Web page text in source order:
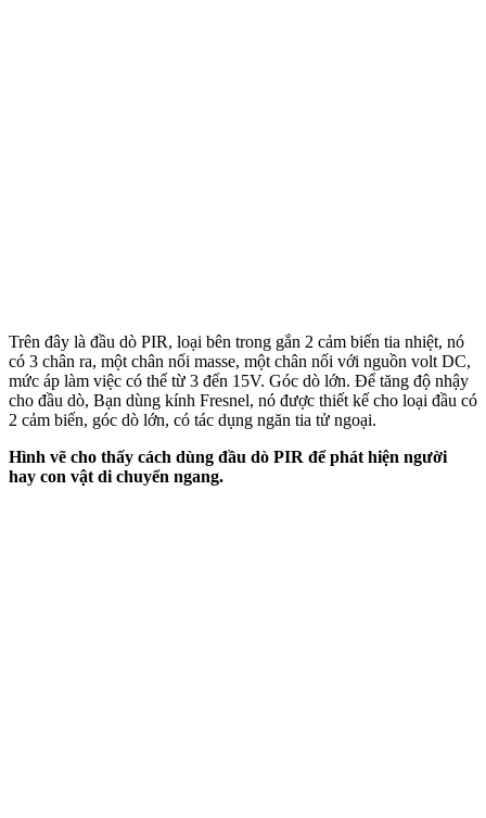
Trên đây là đầu dò PIR, loại bên trong gắn 2 cảm biến tia nhiệt, nó
có 3 chân ra, một chân nối masse, một chân nối với nguồn volt DC,
mức áp làm việc có thể từ 3 đến 15V. Góc dò lớn. Để tăng độ nhậy
cho đầu dò, Bạn dùng kính Fresnel, nó được thiết kế cho loại đầu có
2 cảm biến, góc dò lớn, có tác dụng ngăn tia tử ngoại.
Hình vẽ cho thấy cách dùng đầu dò PIR để phát hiện người
hay con vật di chuyển ngang.